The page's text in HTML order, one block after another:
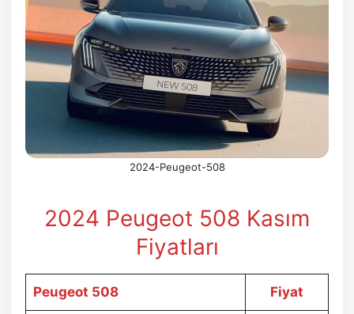
2024-Peugeot-508
2024 Peugeot 508 Kasım
Fiyatları
Peugeot 508 Fiyat